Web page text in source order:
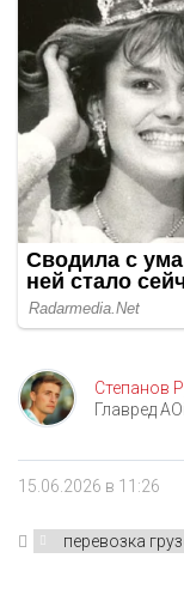
Степанов
Главред
15.06.2026 в 11:26
перевозка